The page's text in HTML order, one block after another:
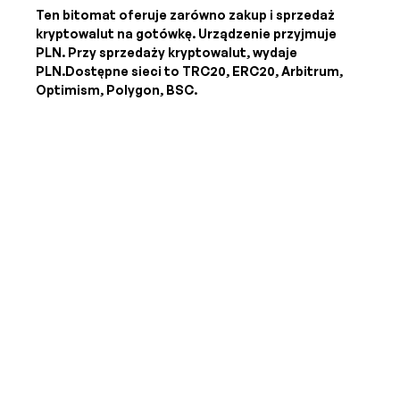
Ten bitomat oferuje zarówno zakup i sprzedaż
kryptowalut na gotówkę. Urządzenie przyjmuje
PLN. Przy sprzedaży kryptowalut, wydaje
PLN.Dostępne sieci to TRC20, ERC20, Arbitrum,
Optimism, Polygon, BSC.